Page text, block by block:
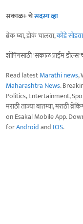
सकाळ+ चेसदस्य व्हा
ब्रेक घ्या, डोकं चालवा,कोडे सोडवा
शॉपिंगसाठी 'सकाळ प्राईम
Read latestMarathi news,
Maharashtra News.
Politics, Entertainment,
मराठी ताज्या बातम्या, मराठी
on Esakal Mobile App.
forAndroidand IOS.